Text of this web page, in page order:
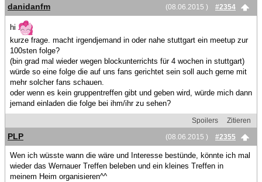
(08.06.2015 )
#2354
danidanfm
hi
kurze frage. macht irgendjemand in oder nahe stuttgart ein meetup zur
100sten folge?
(bin grad mal wieder wegen blockunterrichts für 4 wochen in stuttgart)
würde so eine folge die auf uns fans gerichtet sein soll auch gerne mit
mehr solcher fans schauen.
oder wenn es kein gruppentreffen gibt und geben wird, würde mich dann
jemand einladen die folge bei ihm/ihr zu sehen?
Spoilers
Zitieren
(08.06.2015 )
#2355
PLP
Wen ich wüsste wann die wäre und Interesse bestünde, könnte ich mal
wieder das Wernauer Treffen beleben und ein kleines Treffen in
meinem Heim organisieren^^